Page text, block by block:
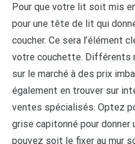
Pour que votre lit soit mis
pour une tête de lit qui
coucher. Ce sera l’élément
votre couchette. Différents
sur le marché à des prix
également en trouver sur
ventes spécialisés. Optez
grise capitonné pour
pouvez soit le fixer au mur